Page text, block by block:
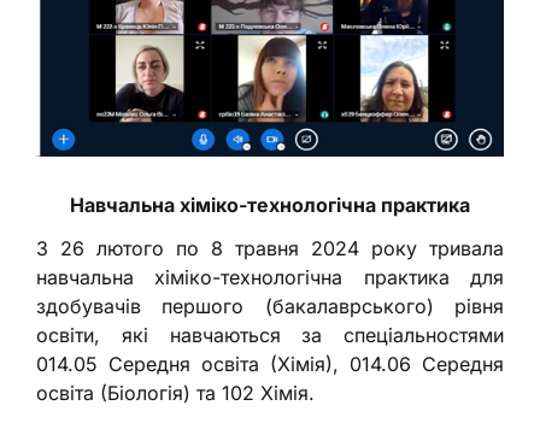
Навчальна хіміко-технологічна практика
З 26 лютого по 8 травня 2024 року тривала
навчальна хіміко-технологічна практика для
здобувачів першого (бакалаврського) рівня
освіти, які навчаються за спеціальностями
014.05 Середня освіта (Хімія), 014.06 Середня
освіта (Біологія) та 102 Хімія.